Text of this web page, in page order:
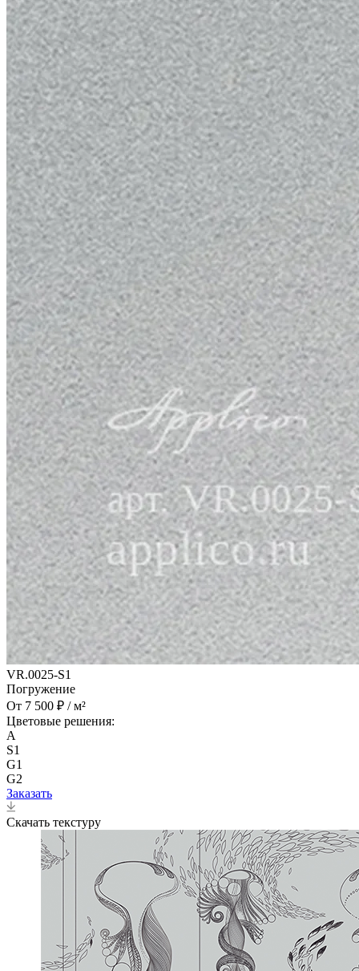
VR.0025-S1
Погружение
От 7 500 ₽ / м²
Цветовые решения:
A
S1
G1
G2
Заказать
Скачать текстуру